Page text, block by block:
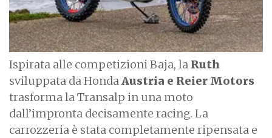
Ispirata alle competizioni Baja, la Ruth
sviluppata da HondaAustria e Reier Motors
trasforma la Transalp in una moto
dall’impronta decisamente racing. La
carrozzeria è stata completamente ripensata e